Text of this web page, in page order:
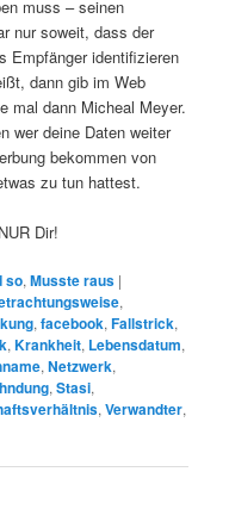
muss – seinen
nur soweit, dass der
Empfänger identifizieren
dann gib im Web
mal dann Micheal Meyer.
wer deine Daten weiter
bekommen von
zu tun hattest.
Dir!
so,Musste raus |
,
,facebook,Fallstrick,
,Krankheit, Lebensdatum,
,Netzwerk,
,Stasi,
,Verwandter,